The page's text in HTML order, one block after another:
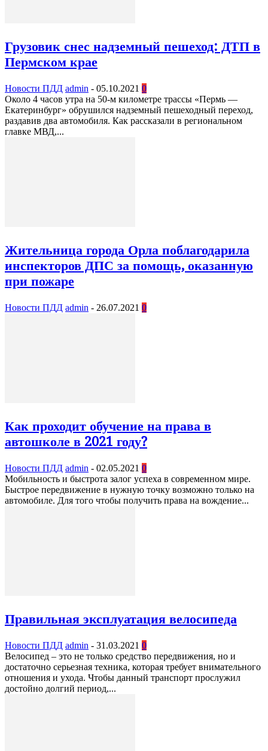
Грузовик снес надземный пешеход: ДТП в
Пермском крае
Новости ПДД admin - 05.10.2021 0
Около 4 часов утра на 50-м километре трассы «Пермь —
Екатеринбург» обрушился надземный пешеходный переход,
раздавив два автомобиля. Как рассказали в региональном
главке МВД,...
Жительница города Орла поблагодарила
инспекторов ДПС за помощь, оказанную
при пожаре
Новости ПДД admin - 26.07.2021 0
Как проходит обучение на права в
автошколе в 2021 году?
Новости ПДД admin - 02.05.2021 0
Мобильность и быстрота залог успеха в современном мире.
Быстрое передвижение в нужную точку возможно только на
автомобиле. Для того чтобы получить права на вождение...
Правильная эксплуатация велосипеда
Новости ПДД admin - 31.03.2021 0
Велосипед – это не только средство передвижения, но и
достаточно серьезная техника, которая требует внимательного
отношения и ухода. Чтобы данный транспорт прослужил
достойно долгий период,...